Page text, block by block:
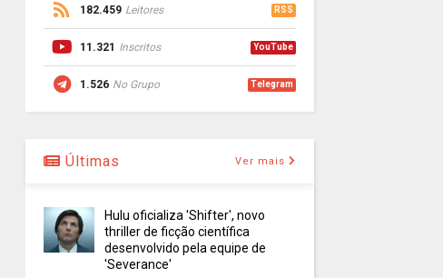
182.459 Leitores RSS
11.321 Inscritos YouTube
1.526 No Grupo Telegram
Últimas Ver mais
Hulu oficializa 'Shifter', novo
thriller de ficção científica
desenvolvido pela equipe de
'Severance'